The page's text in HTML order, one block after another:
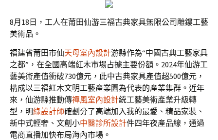
8月18日，工人在莆田仙游三福古典家具無限公司雕鏤工藝
美術品。
福建省莆田市仙天母室內設計游縣作為“中國古典工藝家具
之都”，在全國高端紅木市場占據主要份額。2024年仙游工
藝美術產值衝破730億元，此中古典家具產值超500億元，
構成以三福紅木文明工藝產業園為代表的產業集群。近年
來，仙游縣推動傳禪風室內設計統工藝美術產業升級轉
型，明綠設計師確劃分了高端加入我的最愛、精品家裝、
新中式輕奢、文創小中醫診所設計件四年夜產品線，通過
電商直播加快布局海內市場。